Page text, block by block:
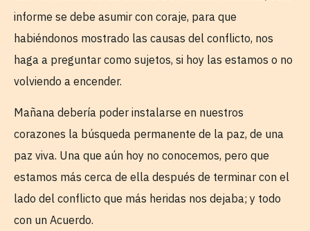
informe se debe asumir con coraje, para que
habiéndonos mostrado las causas del conflicto, nos
haga a preguntar como sujetos, si hoy las estamos o no
volviendo a encender.
Mañana debería poder instalarse en nuestros
corazones la búsqueda permanente de la paz, de una
paz viva. Una que aún hoy no conocemos, pero que
estamos más cerca de ella después de terminar con el
lado del conflicto que más heridas nos dejaba; y todo
con un Acuerdo.